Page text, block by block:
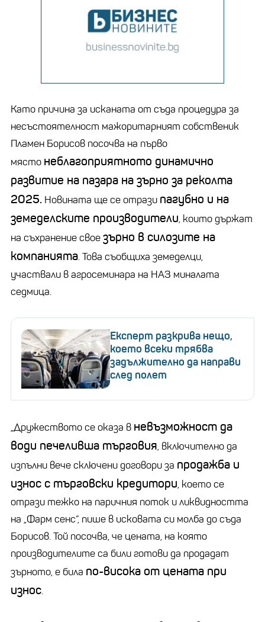
Като причина за исканата от съда процедура за
несъстоятелност мажоритарният собственик
Пламен Борисов посочва на първо
място неблагоприятното динамично
развитие на пазара на зърно за реколта
2025. Новината ще се отрази пагубно и на
земеделските производители, които държат
на съхранение своезърно в силозите на
компанията. Това съобщиха земеделци,
участвали в агросеминара на НАЗ миналата
седмица.
Експерт разкрива нещо,
което всеки трябва
задължително да направи
след полет
„Дружеството се оказа в невъзможност да
води печеливша търговия, включително да
изпълни вече сключени договори за продажба и
износ с търговски кредитори, което се
отрази тежко на паричния поток и ликвидността
на „Фарм сенс“, пише в исковата си молба до съда
Борисов. Той посочва, че цената, на която
производителите са били готови да продадат
зърното, е била по-висока от цената при
износ.